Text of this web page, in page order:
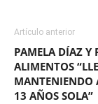
Artículo anterior
PAMELA DÍAZ Y
ALIMENTOS
MANTENIENDO
13 AÑOS SOLA”